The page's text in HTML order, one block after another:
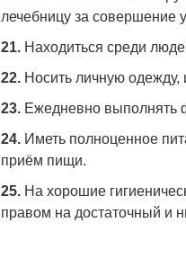
лечебницу за совершение
21. Находиться среди
22. Носить личную
23. Ежедневно выполнять
24. Иметь полноценное
приём пищи.
25. На хорошие
правом на достаточный и